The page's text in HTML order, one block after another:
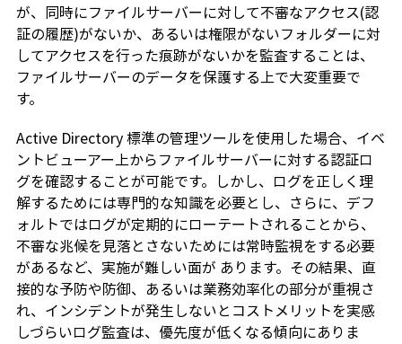
が、同時にファイルサーバーに対して不審なアクセス(認
証の履歴)がないか、あるいは権限がないフォルダーに対
してアクセスを行った痕跡がないかを監査することは、
ファイルサーバーのデータを保護する上で大変重要で
す。
Active Directory 標準の管理ツールを使用した場合、イベ
ントビューアー上からファイルサーバーに対する認証ロ
グを確認することが可能です。しかし、ログを正しく理
解するためには専門的な知識を必要とし、さらに、デフ
ォルトではログが定期的にローテートされることから、
不審な兆候を見落とさないためには常時監視をする必要
があるなど、実施が難しい面が あります。その結果、直
接的な予防や防御、あるいは業務効率化の部分が重視さ
れ、インシデントが発生しないとコストメリットを実感
しづらいログ監査は、優先度が低くなる傾向にありま